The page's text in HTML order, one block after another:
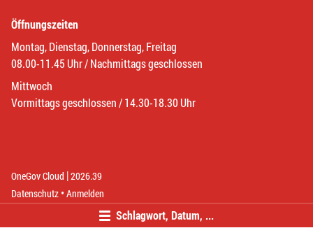
Schlagwort, Datum, ...
Öffnungszeiten
Montag, Dienstag, Donnerstag, Freitag
08.00-11.45 Uhr / Nachmittags geschlossen
Mittwoch
Vormittags geschlossen / 14.30-18.30 Uhr
OneGov Cloud (External Link)
|2026.39
Datenschutz (External Link)
Anmelden